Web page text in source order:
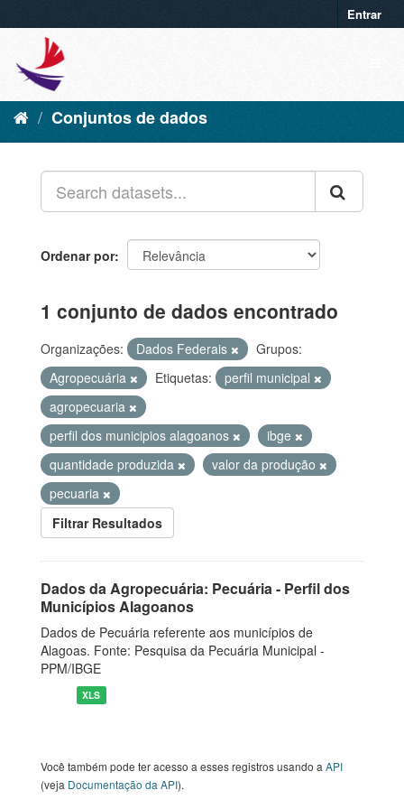
Entrar
Conjuntos de dados
Ordenar por
1 conjunto de dados encontrado
Organizações: Dados Federais
Grupos:
Agropecuária
Etiquetas:
perfil municipal
agropecuaria
perfil dos municipios alagoanos
ibge
quantidade produzida
valor da produção
pecuaria
Filtrar Resultados
Dados da Agropecuária: Pecuária - Perfil dos
Municípios Alagoanos
Dados de Pecuária referente aos municípios de
Alagoas. Fonte: Pesquisa da Pecuária Municipal -
PPM/IBGE
XLS
Você também pode ter acesso a esses registros usando a API
(veja Documentação da API).